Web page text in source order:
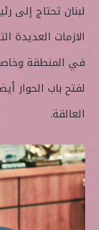
لبنان تحتاج
الازمات العديدة
في المنطقة
لفتح باب الحوار
العالقة.